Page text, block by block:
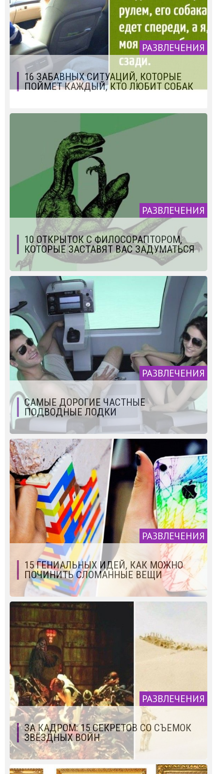
РАЗВЛЕЧЕНИЯ
16 ЗАБАВНЫХ СИТУАЦИЙ, КОТОРЫЕ
ПОЙМЕТ КАЖДЫЙ, КТО ЛЮБИТ СОБАК
РАЗВЛЕЧЕНИЯ
10 ОТКРЫТОК С ФИЛОСОРАПТОРОМ,
КОТОРЫЕ ЗАСТАВЯТ ВАС ЗАДУМАТЬСЯ
РАЗВЛЕЧЕНИЯ
САМЫЕ ДОРОГИЕ ЧАСТНЫЕ
ПОДВОДНЫЕ ЛОДКИ
РАЗВЛЕЧЕНИЯ
15 ГЕНИАЛЬНЫХ ИДЕЙ, КАК МОЖНО
ПОЧИНИТЬ СЛОМАННЫЕ ВЕЩИ
РАЗВЛЕЧЕНИЯ
ЗА КАДРОМ: 15 СЕКРЕТОВ СО СЪЕМОК
ЗВЁЗДНЫХ ВОЙН